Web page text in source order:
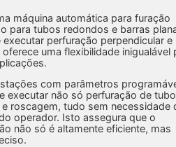
máquina automática para furação
para tubos redondos e barras
perfuração perpendicular e
uma flexibilidade inigualável
com parâmetros
executar não só perfuração de
roscagem, tudo sem necessidade
operador. Isto assegura que o
não só é altamente eficiente, mas